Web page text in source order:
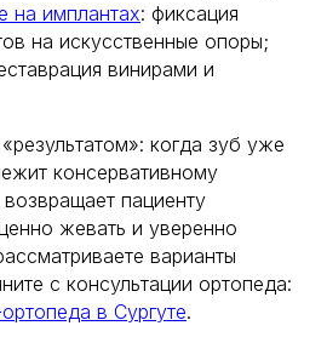
на имплантах: фиксация
на искусственные опоры;
винирами и
когда зуб уже
консервативному
пациенту
жевать и уверенно
варианты
с консультации ортопеда:
в Сургуте.